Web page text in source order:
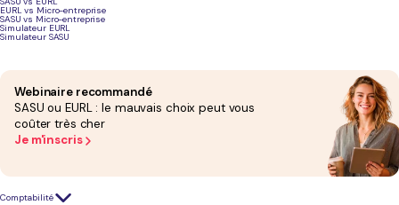
EURL vs Micro-entreprise
SASU vs Micro-entreprise
Simulateur EURL
Simulateur SASU
Webinaire recommandé
SASU ou EURL : le mauvais choix peut vous
coûter très cher
Je m'inscris
Comptabilité
Podcast sur les étapes pour réussir l'ouverture d'un pressing